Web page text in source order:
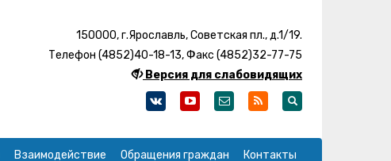
150000, г.Ярославль, Советская пл., д.1/19.
Телефон (4852)40-18-13, Факс (4852)32-77-75
Версия для слабовидящих
Взаимодействие Обращения граждан Контакты